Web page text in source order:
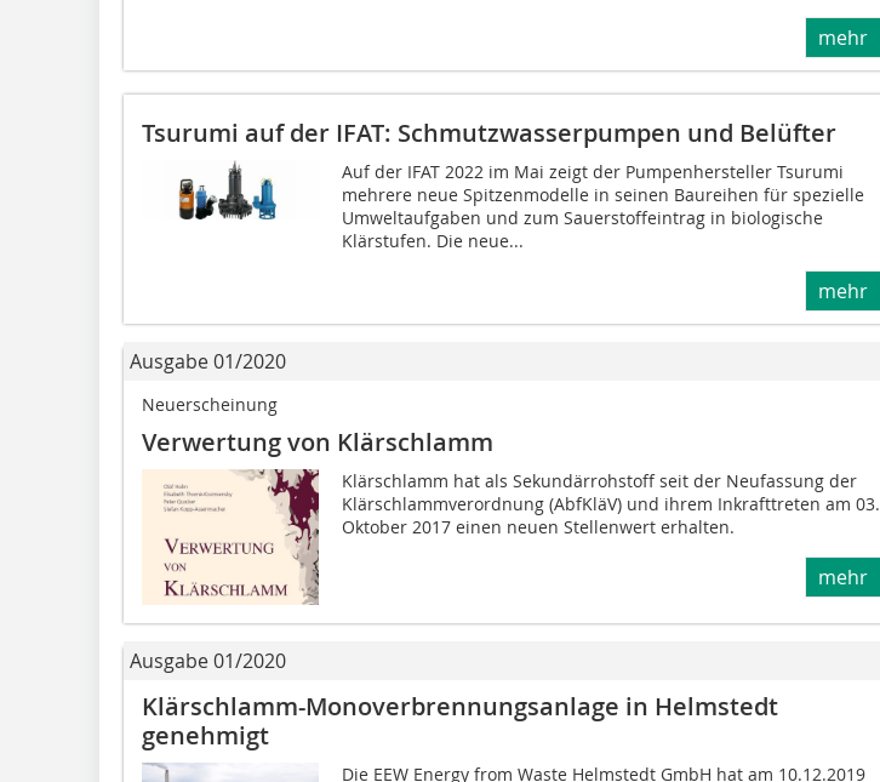
mehr
Tsurumi auf der IFAT: Schmutzwasserpumpen und Belüfter
Auf der IFAT 2022 im Mai zeigt der Pumpenhersteller Tsurumi
mehrere neue Spitzenmodelle in seinen Baureihen für spezielle
Umweltaufgaben und zum Sauerstoffeintrag in biologische
Klärstufen. Die neue...
mehr
Ausgabe 01/2020
Neuerscheinung
Verwertung von Klärschlamm
Klärschlamm hat als Sekundärrohstoff seit der Neufassung der
Klärschlammverordnung (AbfKläV) und ihrem Inkrafttreten am 03.
Oktober 2017 einen neuen Stellenwert erhalten.
mehr
Ausgabe 01/2020
Klärschlamm-Monoverbrennungsanlage in Helmstedt
genehmigt
Die EEW Energy from Waste Helmstedt GmbH hat am 10.12.2019